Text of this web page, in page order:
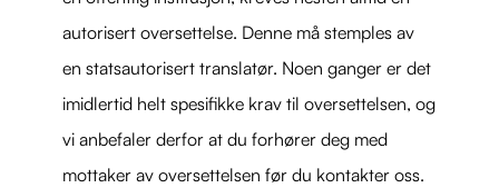
autorisert oversettelse. Denne må stemples av
en statsautorisert translatør. Noen ganger er det
imidlertid helt spesifikke krav til oversettelsen, og
vi anbefaler derfor at du forhører deg med
mottaker av oversettelsen før du kontakter oss.